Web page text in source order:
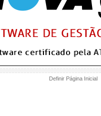
Definir Página Inicial